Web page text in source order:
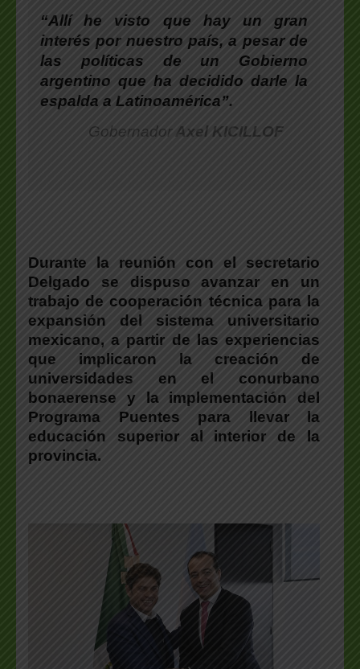
“Allí he visto que hay un gran
interés por nuestro país, a pesar de
las políticas de un Gobierno
argentino que ha decidido darle la
espalda a Latinoamérica”.
GobernadorAxel KICILLOF
Durante la reunión con el secretario
Delgado se dispuso avanzar en un
trabajo de cooperación técnica para la
expansión del sistema universitario
mexicano, a partir de las experiencias
que implicaron la creación de
universidades en el conurbano
bonaerense y la implementación del
Programa Puentes para llevar la
educación superior al interior de la
provincia.